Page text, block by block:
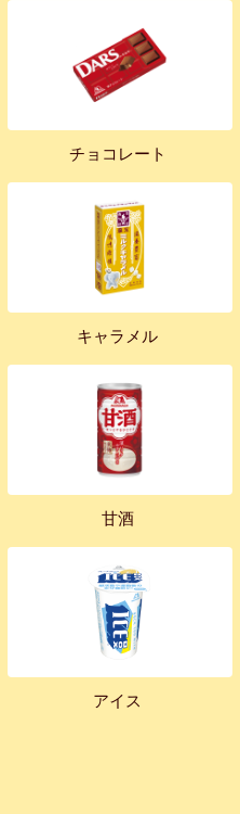
チョコレート
キャラメル
甘酒
アイス